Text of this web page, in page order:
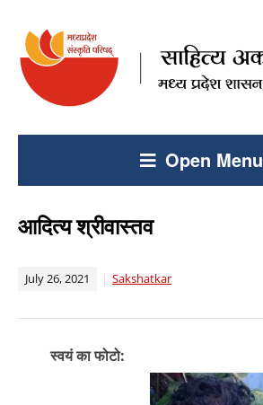
Open Menu
आदित्य श्रीवास्तव
July 26, 2021 Sakshatkar
स्वयं का फोटो: